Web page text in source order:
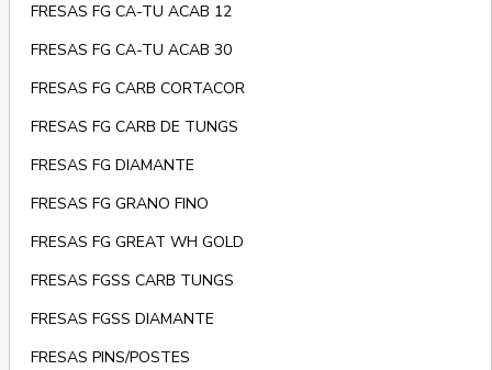
FRESAS FG CA-TU ACAB 12
FRESAS FG CA-TU ACAB 30
FRESAS FG CARB CORTACOR
FRESAS FG CARB DE TUNGS
FRESAS FG DIAMANTE
FRESAS FG GRANO FINO
FRESAS FG GREAT WH GOLD
FRESAS FGSS CARB TUNGS
FRESAS FGSS DIAMANTE
FRESAS PINS/POSTES